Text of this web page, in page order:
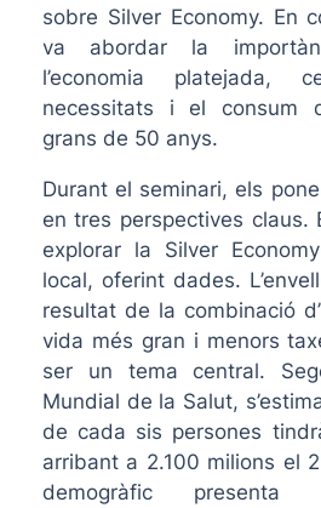
sobre Silver Economy. En
va abordar la
l’economia platejada,
necessitats i el consum
grans de 50 anys.
Durant el seminari, els
en tres perspectives claus.
explorar la Silver
local, oferint dades.
resultat de la combinació
vida més gran i menors
ser un tema central.
Mundial de la Salut,
de cada sis persones
arribant a 2.100 milions el
demogràfic presenta